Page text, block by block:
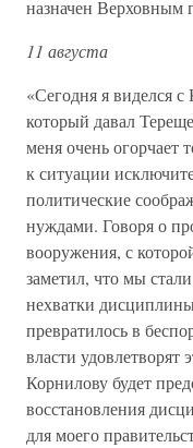
назначен
11 августа
«Сегодня я виделся с
который давал
меня очень огорчает
к ситуации
политические
нуждами. Говоря о
вооружения, с
заметил, что мы
нехватки
превратилось в
власти удовлетворят
Корнилову будет
восстановления
для моего